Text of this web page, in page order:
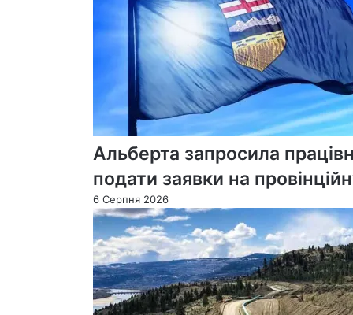
Альберта запросила
подати заявки на
6 Серпня 2026